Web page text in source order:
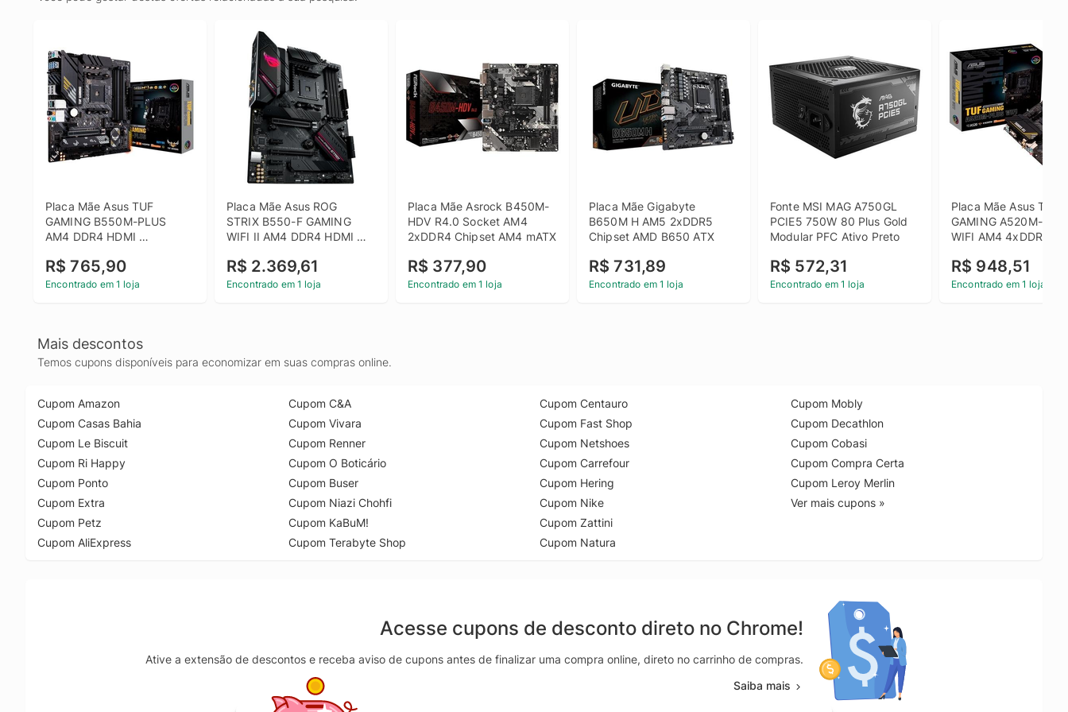
Placa Mãe Asus TUF
GAMING B550M-PLUS
AM4 DDR4 HDMI
R$ 765,90
Encontrado em 1 loja
Placa Mãe Asus ROG
STRIX B550-F GAMING
WIFI II AM4 DDR4 HDMI
90MB19V0-M0EAY0
R$ 2.369,61
Encontrado em 1 loja
Placa Mãe Asrock B450M-
HDV R4.0 Socket AM4
2xDDR4 Chipset AM4 mATX
R$ 377,90
Encontrado em 1 loja
Placa Mãe Gigabyte
B650M H AM5 2xDDR5
Chipset AMD B650 ATX
R$ 731,89
Encontrado em 1 loja
Fonte MSI MAG A750GL
PCIE5 750W 80 Plus Gold
Modular PFC Ativo Preto
R$ 572,31
Encontrado em 1 loja
Placa Mãe Asus TUF
GAMING A520M-
WIFI AM4 4xDDR4
R$ 948,51
Encontrado em 1 loja
Mais descontos
Temos cupons disponíveis para economizar em suas compras online.
Cupom Amazon
Cupom Casas Bahia
Cupom Le Biscuit
Cupom Ri Happy
Cupom Ponto
Cupom Extra
Cupom Petz
Cupom AliExpress
Cupom C&A
Cupom Vivara
Cupom Renner
Cupom O Boticário
Cupom Buser
Cupom Niazi Chohfi
Cupom KaBuM!
Cupom Terabyte Shop
Cupom Centauro
Cupom Fast Shop
Cupom Netshoes
Cupom Carrefour
Cupom Hering
Cupom Nike
Cupom Zattini
Cupom Natura
Cupom Mobly
Cupom Decathlon
Cupom Cobasi
Cupom Compra Certa
Cupom Leroy Merlin
Ver mais cupons »
Acesse cupons de desconto direto no Chrome!
Ative a extensão de descontos e receba aviso de cupons antes de finalizar uma compra online, direto no carrinho de compras.
Saiba mais